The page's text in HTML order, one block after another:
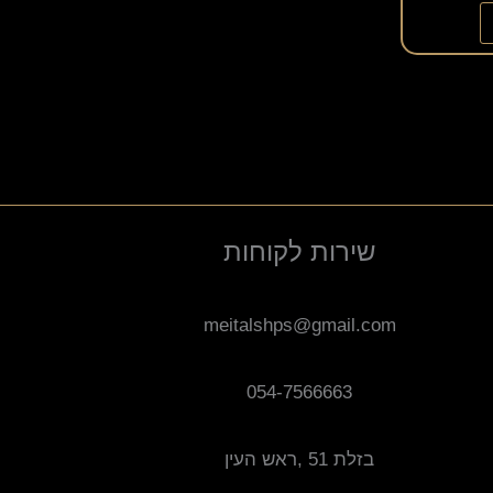
שירות לקוחות
meitalshps@gmail.com
054-7566663
בזלת 51 ,ראש העין